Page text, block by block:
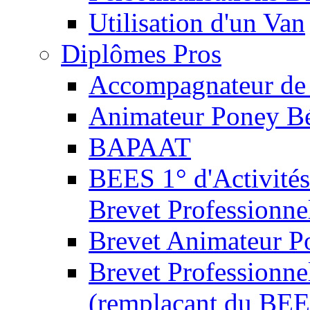
Utilisation d'un Van
Diplômes Pros
Accompagnateur
Animateur Poney
BAPAAT
BEES 1°
Brevet
Brevet Animateur
Brevet
(remplaçant du